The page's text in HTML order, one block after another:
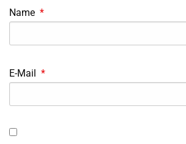
Name *
E-Mail *